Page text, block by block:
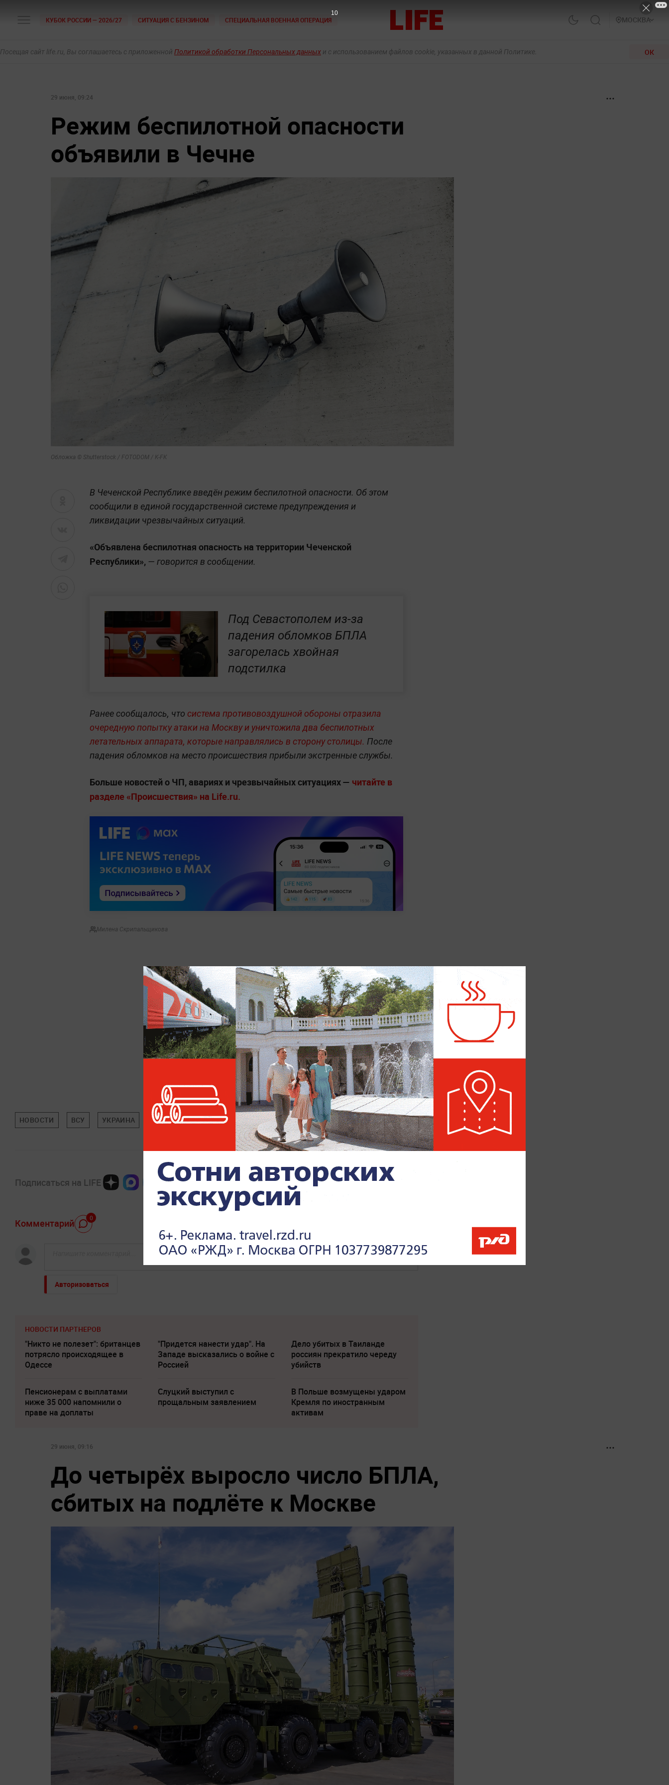
КУБОК РОССИИ — 2026/27 СИТУАЦИЯ С БЕНЗИНОМ СПЕЦИАЛЬНАЯ ВОЕННАЯ ОПЕРАЦИЯ МОСКВА
Посещая сайт life.ru, Вы соглашаетесь с приложенной Политикой обработки Персональных данных и с использованием файлов cookie, указанных в данной Политике. ОК
29 июня, 09:24
Режим беспилотной опасности
объявили в Чечне
Обложка © Shutterstock / FOTODOM / K-FK
В Чеченской Республике введён режим беспилотной опасности. Об этом
сообщили в единой государственной системе предупреждения и
ликвидации чрезвычайных ситуаций.
«Объявлена беспилотная опасность на территории Чеченской
Республики», — говорится в сообщении.
Под Севастополем из-за
падения обломков БПЛА
загорелась хвойная
подстилка
Ранее сообщалось, что система противовоздушной обороны отразила
очередную попытку атаки на Москву и уничтожила два беспилотных
летательных аппарата, которые направлялись в сторону столицы. После
падения обломков на место происшествия прибыли экстренные службы.
Больше новостей о ЧП, авариях и чрезвычайных ситуациях — читайте в
разделе «Происшествия» на Life.ru.
Милена Скрипальщикова
НОВОСТИ ВСУ УКРАИНА ПРОИСШЕСТВИЯ ЧЕЧЕНСКАЯ РЕСПУБЛИКА
Подписаться на LIFE
Комментарий 0
Авторизоваться
НОВОСТИ ПАРТНЕРОВ
"Никто не полезет": британцев
потрясло происходящее в
Одессе
"Придется нанести удар". На
Западе высказались о войне с
Россией
Дело убитых в Таиланде
россиян прекратило череду
убийств
Пенсионерам с выплатами
ниже 35 000 напомнили о
праве на доплаты
Слуцкий выступил с
прощальным заявлением
В Польше возмущены ударом
Кремля по иностранным
активам
29 июня, 09:16
До четырёх выросло число БПЛА,
сбитых на подлёте к Москве
8